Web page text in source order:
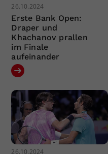
26.10.2024
Erste Bank Open:
Draper und
Khachanov prallen
im Finale
aufeinander
26.10.2024